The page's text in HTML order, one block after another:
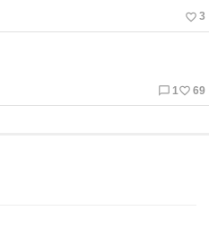
favorite_border 3
chat_bubble_outline 1 favorite_border 69